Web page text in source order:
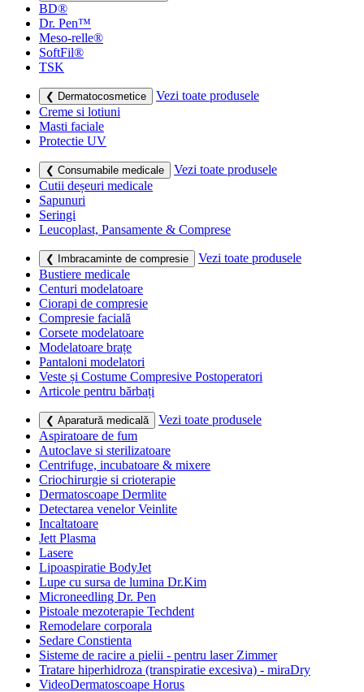
BD®
Dr. Pen™
Meso-relle®
SoftFil®
TSK
❮ Dermatocosmetice
Vezi toate produsele
Creme si lotiuni
Masti faciale
Protectie UV
❮ Consumabile medicale
Vezi toate produsele
Cutii deșeuri medicale
Sapunuri
Seringi
Leucoplast, Pansamente & Comprese
❮ Imbracaminte de compresie
Vezi toate produsele
Bustiere medicale
Centuri modelatoare
Ciorapi de compresie
Compresie facială
Corsete modelatoare
Modelatoare brațe
Pantaloni modelatori
Veste și Costume Compresive Postoperatori
Articole pentru bărbați
❮ Aparatură medicală
Vezi toate produsele
Aspiratoare de fum
Autoclave si sterilizatoare
Centrifuge, incubatoare & mixere
Criochirurgie si crioterapie
Dermatoscoape Dermlite
Detectarea venelor Veinlite
Incaltatoare
Jett Plasma
Lasere
Lipoaspiratie BodyJet
Lupe cu sursa de lumina Dr.Kim
Microneedling Dr. Pen
Pistoale mezoterapie Techdent
Remodelare corporala
Sedare Constienta
Sisteme de racire a pielii - pentru laser Zimmer
Tratare hiperhidroza (transpiratie excesiva) - miraDry
VideoDermatoscoape Horus